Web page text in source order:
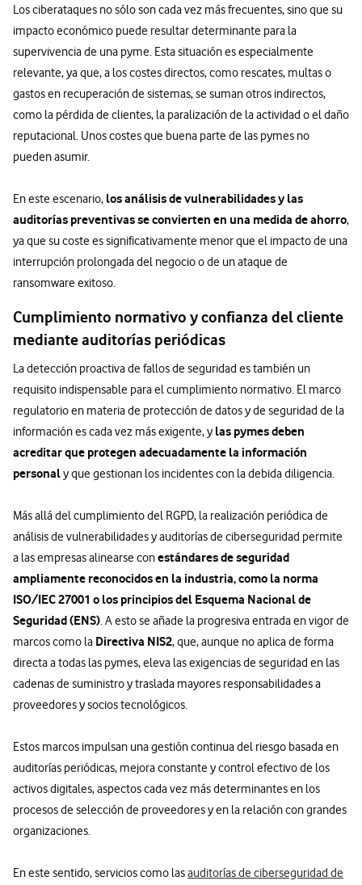
Los ciberataques no sólo son cada vez más frecuentes, sino que su
impacto económico puede resultar determinante para la
supervivencia de una pyme. Esta situación es especialmente
relevante, ya que, a los costes directos, como rescates, multas o
gastos en recuperación de sistemas, se suman otros indirectos,
como la pérdida de clientes, la paralización de la actividad o el daño
reputacional. Unos costes que buena parte de las pymes no
pueden asumir.
En este escenario, los análisis de vulnerabilidades y las
auditorías preventivas se convierten en una medida de ahorro,
ya que su coste es significativamente menor que el impacto de una
interrupción prolongada del negocio o de un ataque de
ransomware exitoso.
Cumplimiento normativo y confianza del cliente
mediante auditorías periódicas
La detección proactiva de fallos de seguridad es también un
requisito indispensable para el cumplimiento normativo. El marco
regulatorio en materia de protección de datos y de seguridad de la
información es cada vez más exigente, y las pymes deben
acreditar que protegen adecuadamente la información
personaly que gestionan los incidentes con la debida diligencia.
Más allá del cumplimiento del RGPD, la realización periódica de
análisis de vulnerabilidades y auditorías de ciberseguridad permite
a las empresas alinearse conestándares de seguridad
ampliamente reconocidos en la industria, como la norma
ISO/IEC 27001 o los principios del Esquema Nacional de
Seguridad (ENS). A esto se añade la progresiva entrada en vigor de
marcos como la Directiva NIS2, que, aunque no aplica de forma
directa a todas las pymes, eleva las exigencias de seguridad en las
cadenas de suministro y traslada mayores responsabilidades a
proveedores y socios tecnológicos.
Estos marcos impulsan una gestión continua del riesgo basada en
auditorías periódicas, mejora constante y control efectivo de los
activos digitales, aspectos cada vez más determinantes en los
procesos de selección de proveedores y en la relación con grandes
organizaciones.
En este sentido, servicios como lasauditorías de ciberseguridad de